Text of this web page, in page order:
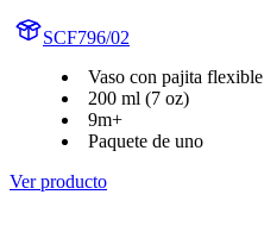
SCF796/02
Vaso con pajita flexible
200 ml (7 oz)
9m+
Paquete de uno
Ver producto